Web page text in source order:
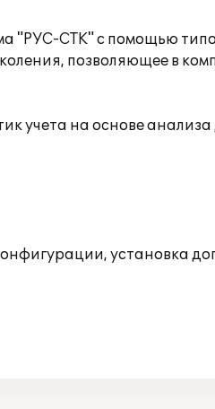
"РУС-СТК" с помощью
позволяющее в
учета на основе
установка